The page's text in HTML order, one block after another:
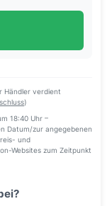
Händler verdient
)
18:40 Uhr –
Datum/zur angegebenen
und
Websites zum Zeitpunkt